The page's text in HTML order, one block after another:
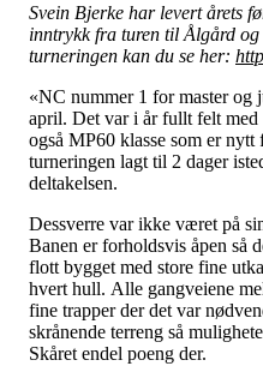
Svein Bjerke har levert årets
inntrykk fra turen til Ålgård
turneringen kan du se her:
«NC nummer 1 for master og
april. Det var i år fullt felt med
også MP60 klasse som er
turneringen lagt til 2 dager
deltakelsen.
Dessverre var ikke været på
Banen er forholdsvis åpen så
flott bygget med store fine
hvert hull. Alle gangveiene
fine trapper der det var
skrånende terreng så
Skåret endel poeng der.